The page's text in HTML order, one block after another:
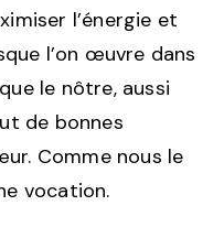
l’énergie et
l’on œuvre dans
le nôtre, aussi
de bonnes
Comme nous le
vocation.